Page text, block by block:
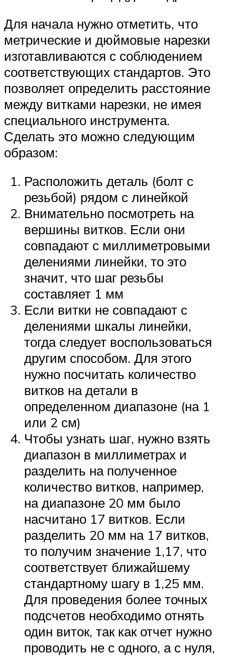
Для начала нужно отметить, что
метрические и дюймовые нарезки
изготавливаются с соблюдением
соответствующих стандартов. Это
позволяет определить расстояние
между витками нарезки, не имея
специального инструмента.
Сделать это можно следующим
образом:
Расположить деталь (болт с
резьбой) рядом с линейкой
Внимательно посмотреть на
вершины витков. Если они
совпадают с миллиметровыми
делениями линейки, то это
значит, что шаг резьбы
составляет 1 мм
Если витки не совпадают с
делениями шкалы линейки,
тогда следует воспользоваться
другим способом. Для этого
нужно посчитать количество
витков на детали в
определенном диапазоне (на 1
или 2 см)
Чтобы узнать шаг, нужно взять
диапазон в миллиметрах и
разделить на полученное
количество витков, например,
на диапазоне 20 мм было
насчитано 17 витков. Если
разделить 20 мм на 17 витков,
то получим значение 1,17, что
соответствует ближайшему
стандартному шагу в 1,25 мм.
Для проведения более точных
подсчетов необходимо отнять
один виток, так как отчет нужно
проводить не с одного, а с нуля,